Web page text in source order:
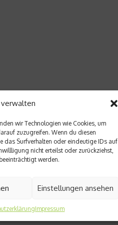
wir Technologien wie Cookies, um
zuzugreifen. Wenn du diesen
das Surfverhalten oder eindeutige IDs auf
nicht erteilst oder zurückziehst,
werden.
Einstellungen ansehen
Impressum